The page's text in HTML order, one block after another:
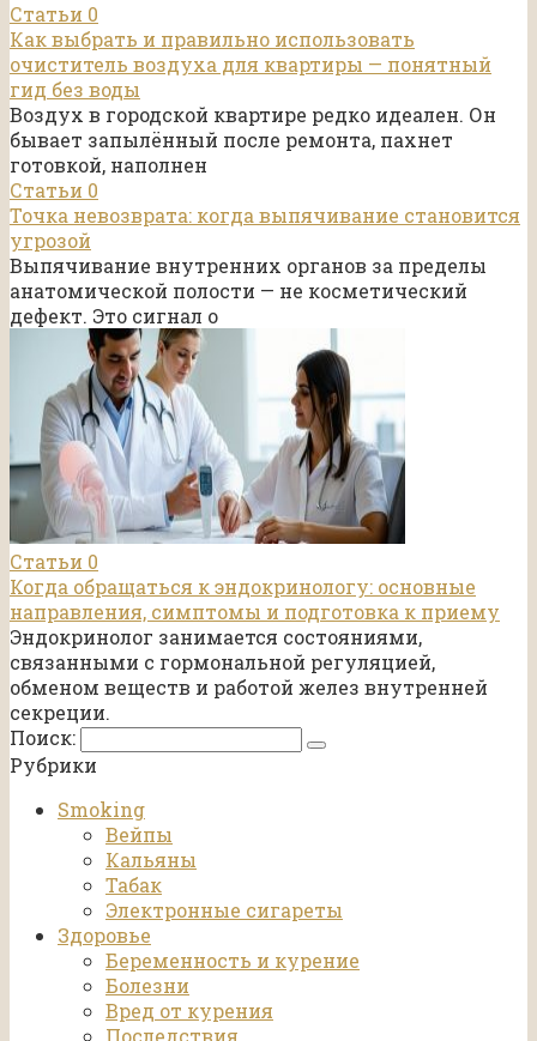
Статьи 0
Как выбрать и правильно использовать
очиститель воздуха для квартиры — понятный
гид без воды
Воздух в городской квартире редко идеален. Он
бывает запылённый после ремонта, пахнет
готовкой, наполнен
Статьи 0
Точка невозврата: когда выпячивание становится
угрозой
Выпячивание внутренних органов за пределы
анатомической полости — не косметический
дефект. Это сигнал о
Статьи 0
Когда обращаться к эндокринологу: основные
направления, симптомы и подготовка к приему
Эндокринолог занимается состояниями,
связанными с гормональной регуляцией,
обменом веществ и работой желез внутренней
секреции.
Поиск:
Рубрики
Smoking
Вейпы
Кальяны
Табак
Электронные сигареты
Здоровье
Беременность и курение
Болезни
Вред от курения